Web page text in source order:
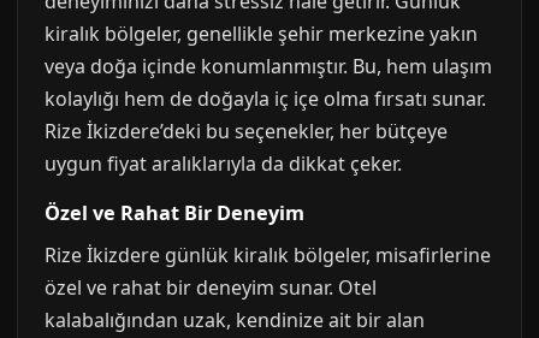
kiralık bölgeler, genellikle şehir merkezine yakın
veya doğa içinde konumlanmıştır. Bu, hem ulaşım
kolaylığı hem de doğayla iç içe olma fırsatı sunar.
Rize İkizdere’deki bu seçenekler, her bütçeye
uygun fiyat aralıklarıyla da dikkat çeker.
Özel ve Rahat Bir Deneyim
Rize İkizdere günlük kiralık bölgeler, misafirlerine
özel ve rahat bir deneyim sunar. Otel
kalabalığından uzak, kendinize ait bir alan